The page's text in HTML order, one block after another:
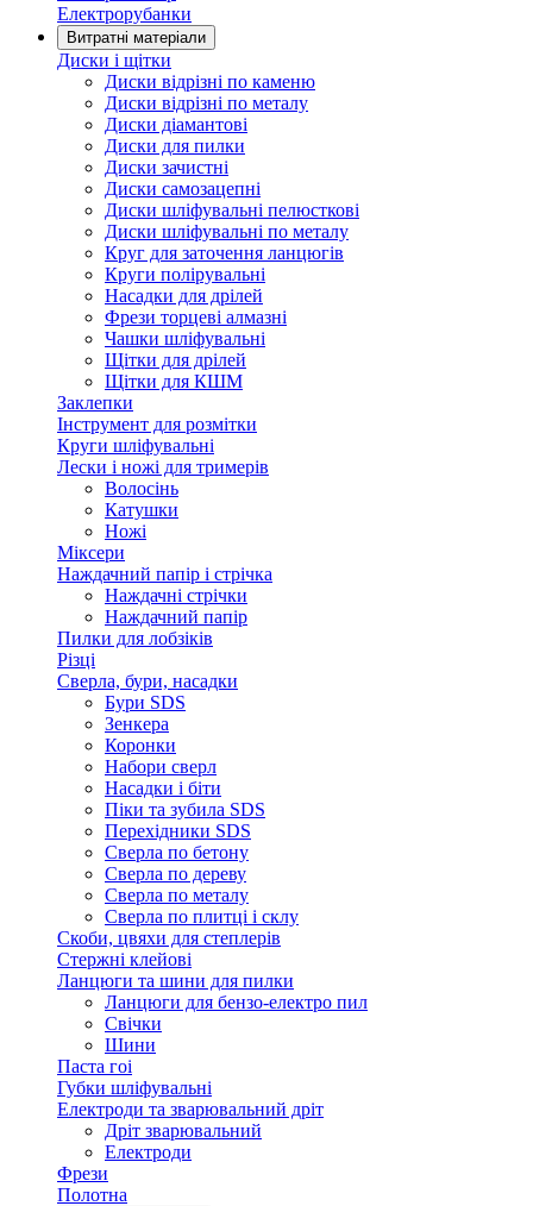
Електрорубанки
Витратні матеріали
Диски і щітки
Диски відрізні по каменю
Диски відрізні по металу
Диски діамантові
Диски для пилки
Диски зачистні
Диски самозацепні
Диски шліфувальні пелюсткові
Диски шліфувальні по металу
Круг для заточення ланцюгів
Круги полірувальні
Насадки для дрілей
Фрези торцеві алмазні
Чашки шліфувальні
Щітки для дрілей
Щітки для КШМ
Заклепки
Інструмент для розмітки
Круги шліфувальні
Лески і ножі для тримерів
Волосінь
Катушки
Ножі
Міксери
Наждачний папір і стрічка
Наждачні стрічки
Наждачний папір
Пилки для лобзіків
Різці
Сверла, бури, насадки
Бури SDS
Зенкера
Коронки
Набори сверл
Насадки і біти
Піки та зубила SDS
Перехідники SDS
Сверла по бетону
Сверла по дереву
Сверла по металу
Сверла по плитці і склу
Скоби, цвяхи для степлерів
Стержні клейові
Ланцюги та шини для пилки
Ланцюги для бензо-електро пил
Свічки
Шини
Паста гоі
Губки шліфувальні
Електроди та зварювальний дріт
Дріт зварювальний
Електроди
Фрези
Полотна